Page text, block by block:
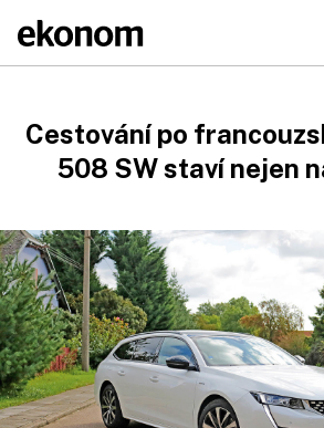
Cestování po
508 SW staví nejen